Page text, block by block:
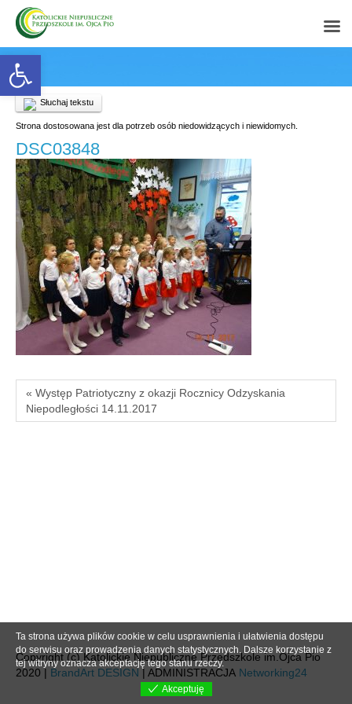
Open toolbar
Słuchaj tekstu
Strona dostosowana jest dla potrzeb osób niedowidzących i niewidomych.
DSC03848
« Występ Patriotyczny z okazji Rocznicy Odzyskania
Niepodległości 14.11.2017
Copyright (c) Katolickie Niepubliczne Przedszkole im.Ojca Pio
2020 | BrandArt DESIGN | ADMINISTRACJA Networking24
Ta strona używa plików cookie w celu usprawnienia i ułatwienia dostępu
do serwisu oraz prowadzenia danych statystycznych. Dalsze korzystanie z
tej witryny oznacza akceptację tego stanu rzeczy.
Akceptuję